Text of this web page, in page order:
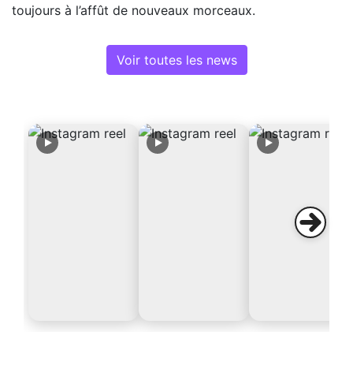
toujours à l’affût de nouveaux morceaux.
Voir toutes les news